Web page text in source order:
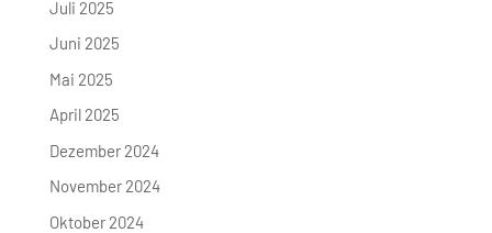
Juli 2025
Juni 2025
Mai 2025
April 2025
Dezember 2024
November 2024
Oktober 2024